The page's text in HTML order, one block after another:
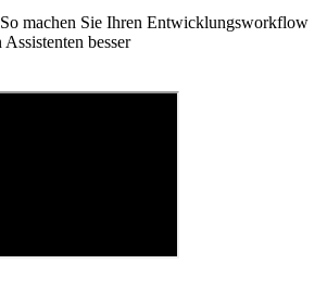
machen Sie Ihren Entwicklungsworkflow
besser